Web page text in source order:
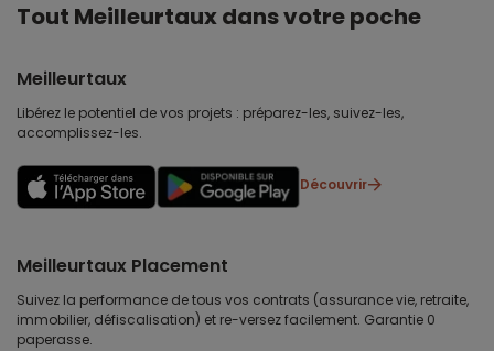
Tout Meilleurtaux dans votre poche
Meilleurtaux
Libérez le potentiel de vos projets : préparez-les, suivez-les,
accomplissez-les.
Découvrir
Meilleurtaux Placement
Suivez la performance de tous vos contrats (assurance vie, retraite,
immobilier, défiscalisation) et re-versez facilement. Garantie 0
paperasse.